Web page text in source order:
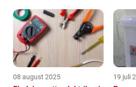
08 august 2025 19 juli